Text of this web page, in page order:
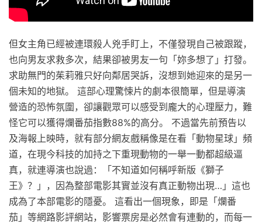
但女主角已經被連環殺人兇手盯上，不僅發現自己被跟蹤，
也向男友求救多次，結果卻被男友一句「妳多想了」打發。
求助無門的茱莉雅只好向鄰居哭訴，沒想到她迎來的是另一
個未知的地獄。 這部心理驚悚片的劇本很簡單，但是導演
營造的恐怖氛圍，卻讓觀眾可以感受到龐大的心理壓力，難
怪它可以獲得爛番茄指數88%的高分。 不過當先前預告以
及海報上映時，就有部分網友戲稱像是在看「動物星球」頻
道，在現今科技的加持之下重現動物的一舉一動都超級逼
真，就連導演也說過：「不知道如何稱呼新版《獅子
王》？」，因為整部電影其實並沒有真正動物出現…」這也
成為了本部電影的隱憂。 這看出一個現象，即是「爛番
茄」等網路影評網站，影響票房是必然會有連動的，而每一